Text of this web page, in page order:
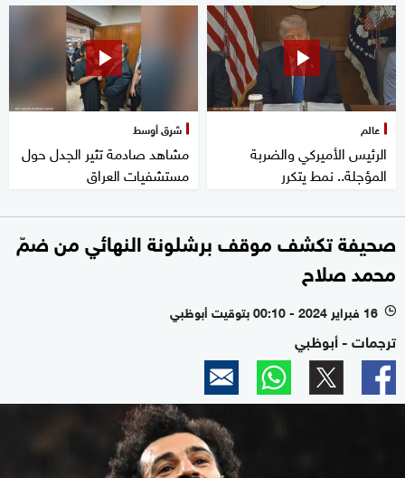
عالم
الرئيس الأميركي والضربة
المؤجلة.. نمط يتكرر
شرق أوسط
مشاهد صادمة تثير الجدل حول
مستشفيات العراق
صحيفة تكشف موقف برشلونة النهائي من ضمّ
محمد صلاح
l 16 فبراير 2024 - 00:10 بتوقيت أبوظبي
ترجمات - أبوظبي